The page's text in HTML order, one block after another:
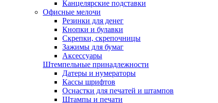
Канцелярские подставки
Офисные мелочи
Резинки для денег
Кнопки и булавки
Скрепки, скрепочницы
Зажимы для бумаг
Аксессуары
Штемпельные принадлежности
Датеры и нумераторы
Кассы шрифтов
Оснастки для печатей и штампов
Штампы и печати